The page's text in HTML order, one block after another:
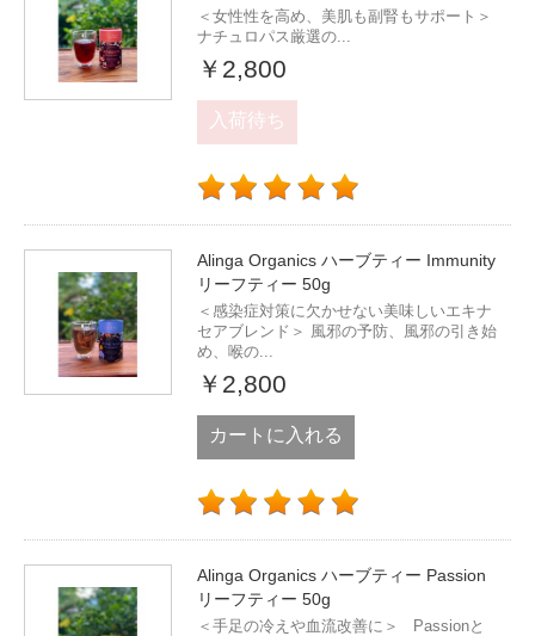
＜女性性を高め、美肌も副腎もサポート＞
ナチュロパス厳選の...
￥2,800
入荷待ち
Alinga Organics ハーブティー Immunity
リーフティー 50g
＜感染症対策に欠かせない美味しいエキナ
セアブレンド＞ 風邪の予防、風邪の引き始
め、喉の...
￥2,800
カートに入れる
Alinga Organics ハーブティー Passion
リーフティー 50g
＜手足の冷えや血流改善に＞ Passionと